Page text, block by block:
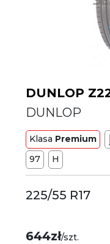
DUNLOP
DUNLOP
Klasa Premium
97
H
225/55 R17
644zł/szt.